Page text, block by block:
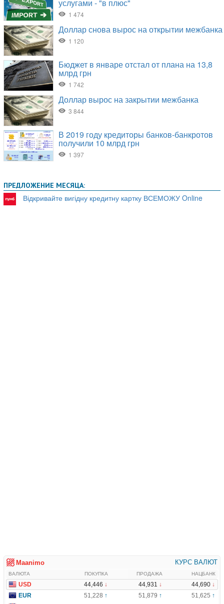
ПРЕДЛОЖЕНИЕ МЕСЯЦА:
Відкривайте вигідну кредитну картку ВСЕМОЖУ Online